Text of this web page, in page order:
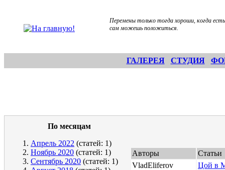
Перемены только тогда хороши, когда
сам можешь положиться.
ГАЛЕРЕЯ СТУДИЯ
По месяцам
Апрель 2022 (статей: 1)
Ноябрь 2020 (статей: 1)
Сентябрь 2020 (статей: 1)
Авторы
Статьи
VladEliferov
Цой в